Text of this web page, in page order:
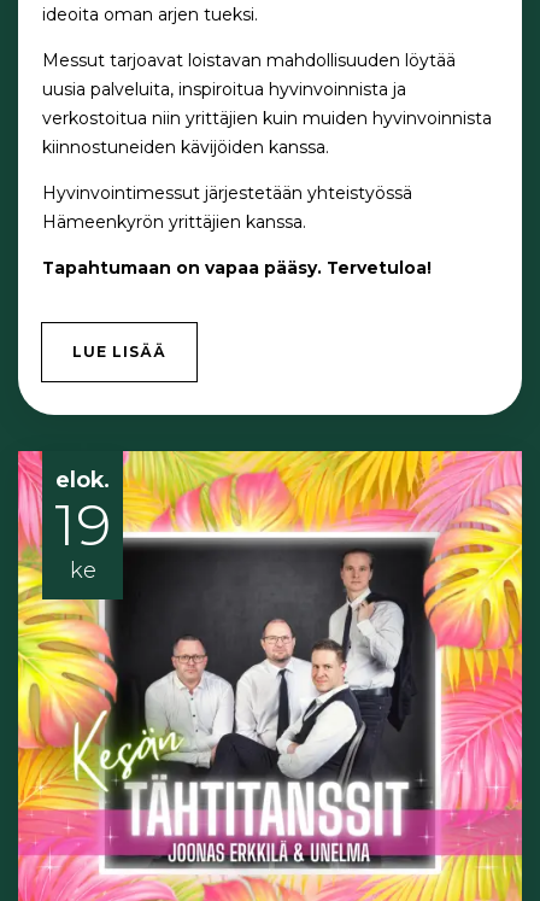
ideoita oman arjen tueksi.
Messut tarjoavat loistavan mahdollisuuden löytää
uusia palveluita, inspiroitua hyvinvoinnista ja
verkostoitua niin yrittäjien kuin muiden hyvinvoinnista
kiinnostuneiden kävijöiden kanssa.
Hyvinvointimessut järjestetään yhteistyössä
Hämeenkyrön yrittäjien kanssa.
Tapahtumaan on vapaa pääsy. Tervetuloa!
LUE LISÄÄ
elok.
19
ke